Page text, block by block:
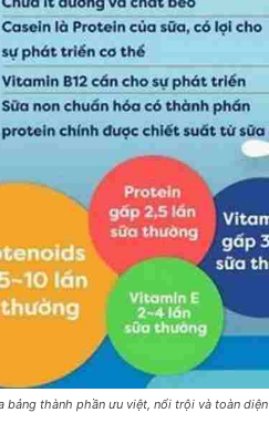
bảng thành phần ưu việt, nổi trội và toàn diện